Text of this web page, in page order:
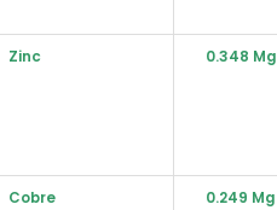
Zinc 0.348 Mg
Cobre 0.249 Mg